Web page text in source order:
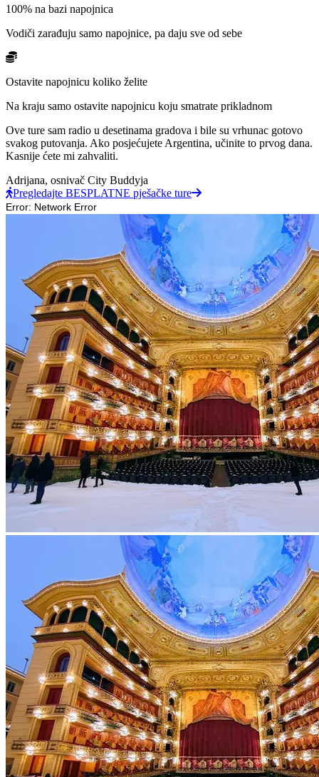
100% na bazi napojnica
Vodiči zarađuju samo napojnice, pa daju sve od sebe
Ostavite napojnicu koliko želite
Na kraju samo ostavite napojnicu koju smatrate prikladnom
Ove ture sam radio u desetinama gradova i bile su vrhunac gotovo
svakog putovanja. Ako posjećujete Argentina, učinite to prvog dana.
Kasnije ćete mi zahvaliti.
Adrijana, osnivač City Buddyja
Pregledajte BESPLATNE pješačke ture